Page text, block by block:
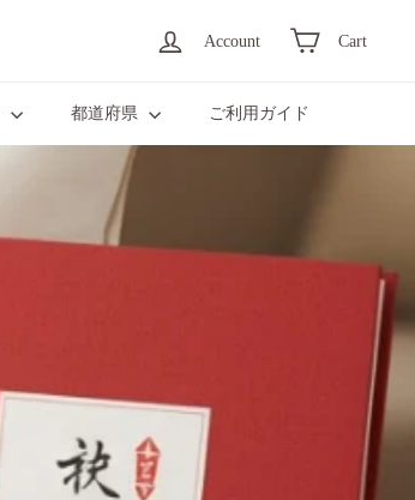
Account Cart
都道府県 ご利用ガイド